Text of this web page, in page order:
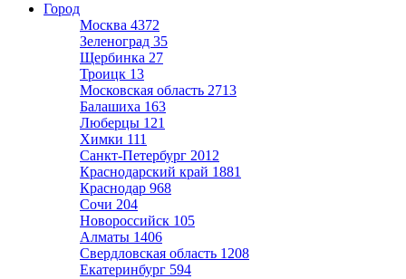
Город
Москва 4372
Зеленоград 35
Щербинка 27
Троицк 13
Московская область 2713
Балашиха 163
Люберцы 121
Химки 111
Санкт-Петербург 2012
Краснодарский край 1881
Краснодар 968
Сочи 204
Новороссийск 105
Алматы 1406
Свердловская область 1208
Екатеринбург 594